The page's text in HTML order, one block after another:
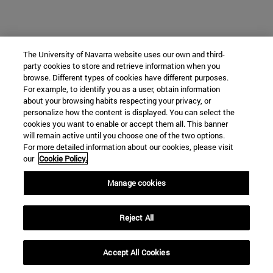
The University of Navarra website uses our own and third-
party cookies to store and retrieve information when you
browse. Different types of cookies have different purposes.
For example, to identify you as a user, obtain information
about your browsing habits respecting your privacy, or
personalize how the content is displayed. You can select the
cookies you want to enable or accept them all. This banner
will remain active until you choose one of the two options.
For more detailed information about our cookies, please visit
our Cookie Policy.
Manage cookies
Reject All
Accept All Cookies